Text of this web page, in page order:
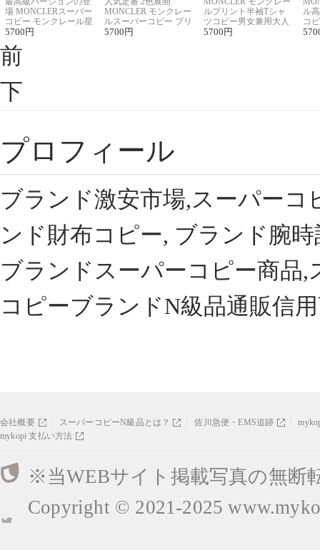
場 MONCLERスーパー
コピー モンクレール星
座半袖Tシャツ
5700 円
MONCLER モンクレー
ルスーパーコピー プリ
ント半袖Tシャツ
5700 円
ルプリント半袖Tシャ
ツコピー男女兼用大人
可愛い春夏コーデ
5700 円
ル
コ
ィ
前
下
プロフィール
ブランド激安市場,スーパー
ンド財布コピー, ブランド腕
ブランドスーパーコピー商品
コピーブランドN級品通販信
会社概要 スーパーコピーN級品とは？ 佐川急便・EMS追跡
mykopi 支払い方法
※当WEBサイト掲載写真の無断
Copyright © 2021-2025